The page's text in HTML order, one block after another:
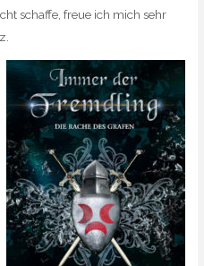
schaffe, freue ich mich sehr